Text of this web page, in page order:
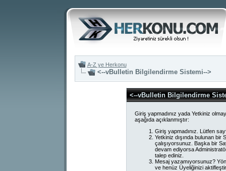
A-Z ye Herkonu
<--vBulletin Bilgilendirme Sistemi-->
<--vBulletin Bilgilendirme
Giriş yapmadınız yada Yetkiniz
aşağıda açıklanmıştır:
Giriş yapmadınız. Lütfen
Yetkiniz dışında bulunan
çalışıyorsunuz. Başka bir
devam ediyorsa
talep ediniz.
Mesaj yazamıyorsunuz?
ve henüz Üyeliğinizi